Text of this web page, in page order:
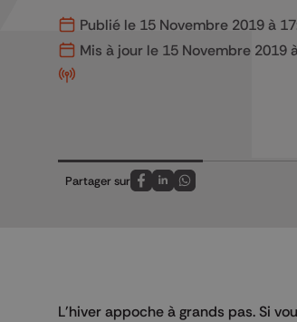
Publié le 15 Novembre 2019 à
Mis à jour le 15 Novembre 2019
Partager sur
Partagez sur FaceBook
Partagez sur LinkedIn
Partagez sur
L'hiver appoche à grands pas. Si